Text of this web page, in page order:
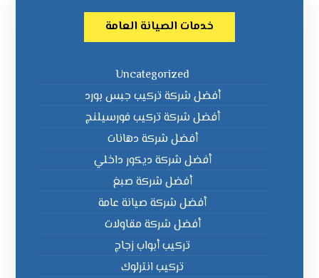
خدمات الصيانة العامة
Uncategorized
أفضل شركة تركيب جبس بورد
أفضل شركة تركيب فورسيلنج
أفضل شركة دهانات
أفضل شركة ديكور داخلي
أفضل شركة صبغ
أفضل شركة صيانة عامة
أفضل شركة مقاولات
تركيب أبواب زجاج
تركيب انترلوك